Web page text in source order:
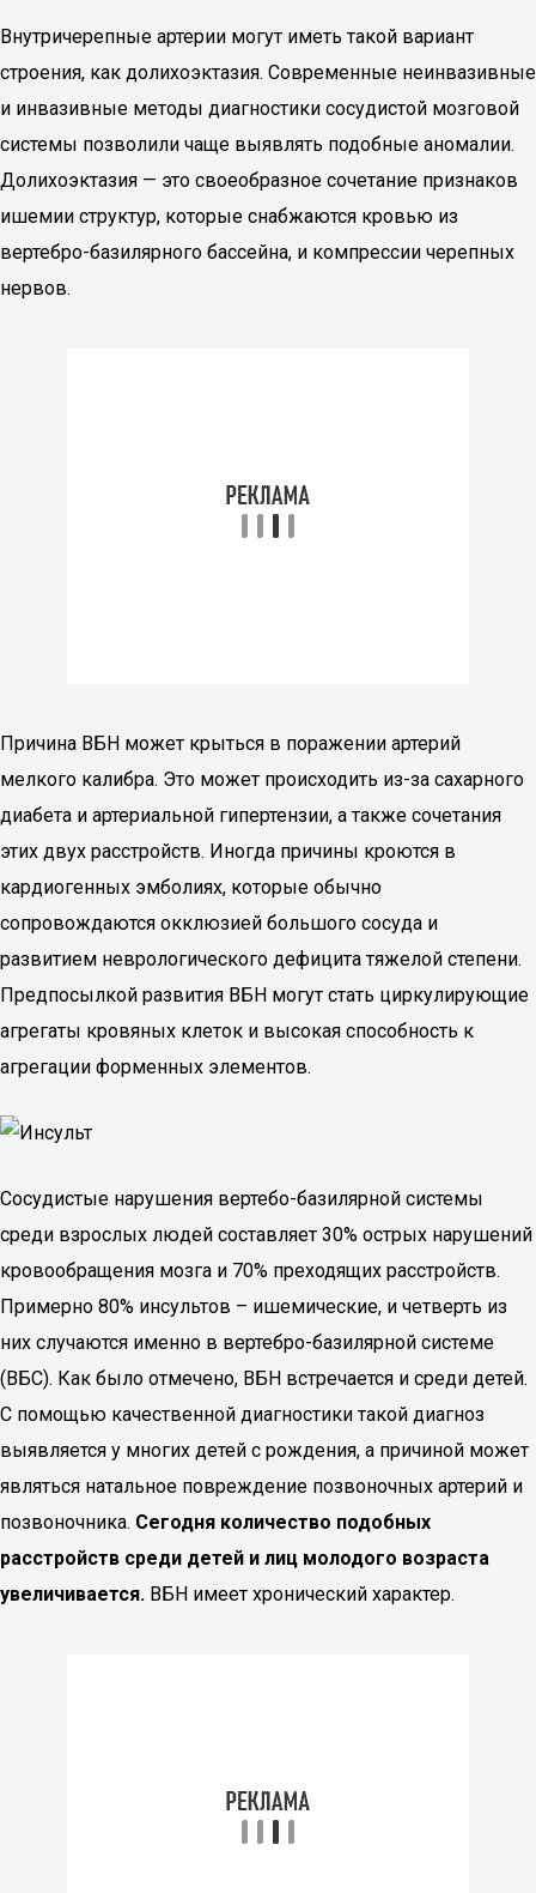
Внутричерепные артерии могут иметь такой вариант
строения, как долихоэктазия. Современные неинвазивные
и инвазивные методы диагностики сосудистой мозговой
системы позволили чаще выявлять подобные аномалии.
Долихоэктазия — это своеобразное сочетание признаков
ишемии структур, которые снабжаются кровью из
вертебро-базилярного бассейна, и компрессии черепных
нервов.
Причина ВБН может крыться в поражении артерий
мелкого калибра. Это может происходить из-за сахарного
диабета и артериальной гипертензии, а также сочетания
этих двух расстройств. Иногда причины кроются в
кардиогенных эмболиях, которые обычно
сопровождаются окклюзией большого сосуда и
развитием неврологического дефицита тяжелой степени.
Предпосылкой развития ВБН могут стать циркулирующие
агрегаты кровяных клеток и высокая способность к
агрегации форменных элементов.
Сосудистые нарушения вертебо-базилярной системы
среди взрослых людей составляет 30% острых нарушений
кровообращения мозга и 70% преходящих расстройств.
Примерно 80% инсультов – ишемические, и четверть из
них случаются именно в вертебро-базилярной системе
(ВБС). Как было отмечено, ВБН встречается и среди детей.
С помощью качественной диагностики такой диагноз
выявляется у многих детей с рождения, а причиной может
являться натальное повреждение позвоночных артерий и
позвоночника. Сегодня количество подобных
расстройств среди детей и лиц молодого возраста
увеличивается. ВБН имеет хронический характер.